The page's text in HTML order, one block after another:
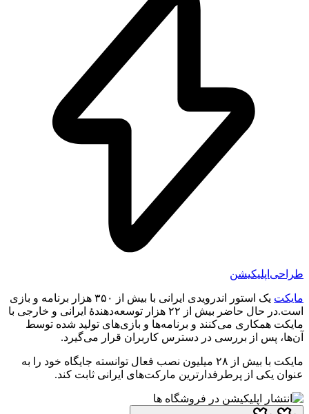
طراحی‌اپلیکیشن
مایکت
یک استور اندرویدی ایرانی با بیش از ۳۵۰ هزار برنامه و بازی
است.در حال حاضر بیش از ۲۲ هزار توسعه‌دهندهٔ ایرانی و خارجی با
مایکت همکاری می‌کنند و برنامه‌ها و بازی‌های تولید شده توسط
آن‌ها، پس از بررسی در دسترس کاربران قرار می‌گیرد.
مایکت با بیش از ۲۸ میلیون نصب فعال توانسته جایگاه خود را به
عنوان یکی از پرطرفدارترین مارکت‌های ایرانی ثابت کند.